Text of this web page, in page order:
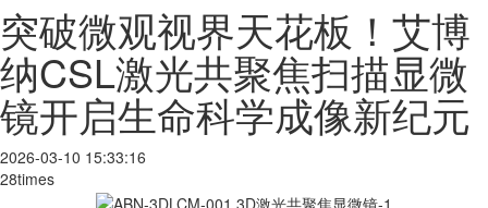
突破微观视界天花板！艾博
纳CSL激光共聚焦扫描显微
镜开启生命科学成像新纪元
2026-03-10 15:33:16
28times